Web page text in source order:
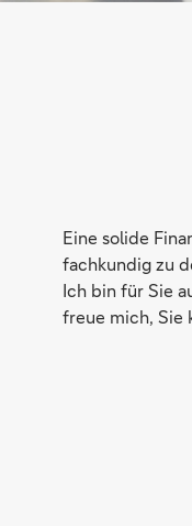
Eine solide
fachkundig zu
Ich bin für Sie
freue mich, Sie